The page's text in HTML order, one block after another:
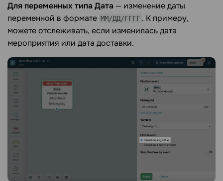
Для переменных типа Дата — изменение даты
переменной в формате ММ/ДД/ГГГГ . К примеру,
можете отслеживать, если изменилась дата
мероприятия или дата доставки.